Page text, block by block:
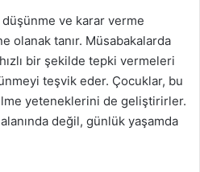
düşünme ve karar verme
olanak tanır. Müsabakalarda
bir şekilde tepki vermeleri
teşvik eder. Çocuklar, bu
yeteneklerini de geliştirirler.
değil, günlük yaşamda